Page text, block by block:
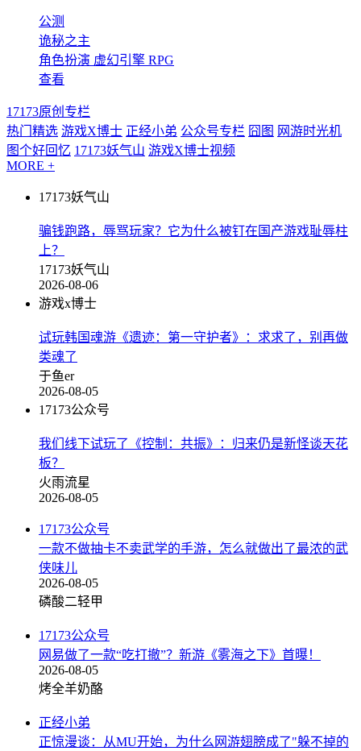
公测
诡秘之主
角色扮演 虚幻引擎 RPG
查看
17173原创专栏
热门精选 游戏X博士 正经小弟 公众号专栏 囧图 网游时光机
图个好回忆 17173妖气山 游戏X博士视频
MORE +
17173妖气山
骗钱跑路，辱骂玩家？它为什么被钉在国产游戏耻辱柱
上？
17173妖气山
2026-08-06
游戏x博士
试玩韩国魂游《遗迹：第一守护者》：求求了，别再做
类魂了
于鱼er
2026-08-05
17173公众号
我们线下试玩了《控制：共振》：归来仍是新怪谈天花
板？
火雨流星
2026-08-05
17173公众号
一款不做抽卡不卖武学的手游，怎么就做出了最浓的武
侠味儿
2026-08-05
磷酸二轻甲
17173公众号
网易做了一款“吃打撤”？新游《雾海之下》首曝！
2026-08-05
烤全羊奶酪
正经小弟
正惊漫谈：从MU开始，为什么网游翅膀成了"躲不掉的